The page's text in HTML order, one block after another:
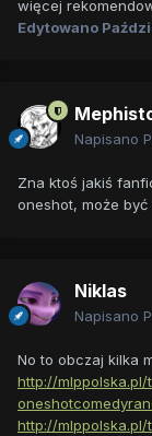
więcej
Edytowano
Napisano
Zna ktoś jakiś
oneshot, może być
Niklas
Napisano
No to obczaj kilka
http://
http://mlppolska.pl/